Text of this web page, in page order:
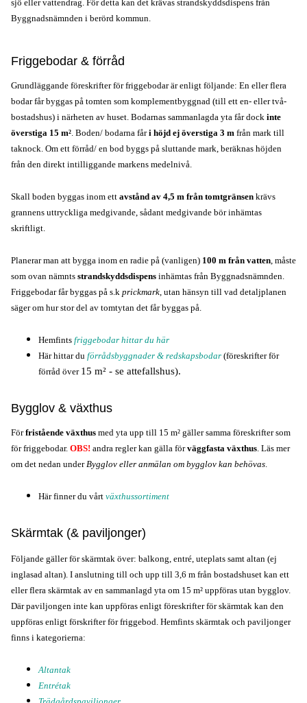
sjö eller vattendrag. För detta kan det krävas strandskyddsdispens från
Byggnadsnämnden i berörd kommun.
Friggebodar & förråd
Grundläggande föreskrifter för friggebodar är enligt följande: En eller flera
bodar får byggas på tomten som komplementbyggnad (till ett en- eller två-
bostadshus) i närheten av huset. Bodarnas sammanlagda yta får dock inte
överstiga 15 m² . Boden/ bodarna får i höjd ej överstiga 3 m från mark till
taknock. Om ett förråd/ en bod byggs på sluttande mark, beräknas höjden
från den direkt intilliggande markens medelnivå.
Skall boden byggas inom ett avstånd av 4,5 m från tomtgränsen krävs
grannens uttryckliga medgivande, sådant medgivande bör inhämtas
skriftligt.
Planerar man att bygga inom en radie på (vanligen) 100 m från vatten , måste
som ovan nämnts strandskyddsdispens inhämtas från Byggnadsnämnden.
Friggebodar får byggas på s.k prickmark , utan hänsyn till vad detaljplanen
säger om hur stor del av tomtytan det får byggas på.
Hemfints friggebodar hittar du här
Här hittar du förrådsbyggnader & redskapsbodar (föreskrifter för
förråd över 15 m² - se attefallshus).
Bygglov & växthus
För fristående växthus med yta upp till 15 m² gäller samma föreskrifter som
för friggebodar. OBS! andra regler kan gälla för väggfasta växthus Läs mer
om det nedan under Bygglov eller anmälan om bygglov kan behövas
Här finner du vårt växthussortiment
Skärmtak (& paviljonger)
Följande gäller för skärmtak över: balkong, entré, uteplats samt altan (ej
inglasad altan). I anslutning till och upp till 3,6 m från bostadshuset kan ett
eller flera skärmtak av en sammanlagd yta om 15 m
Där paviljongen inte kan uppföras enligt föreskrifter för skärmtak kan den
uppföras enligt förskrifter för friggebod. Hemfints skärmtak och paviljonger
finns i kategorierna:
Altantak
Entrétak